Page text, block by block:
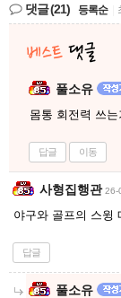
댓글(21) 등록순
풀소유
몸통 회전력 쓰
답글 이동
사형집행관 26-
야구와 골프의 스윙
답글
풀소유